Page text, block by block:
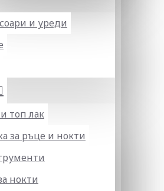
и уреди
топ лак
за ръце и нокти
нокти